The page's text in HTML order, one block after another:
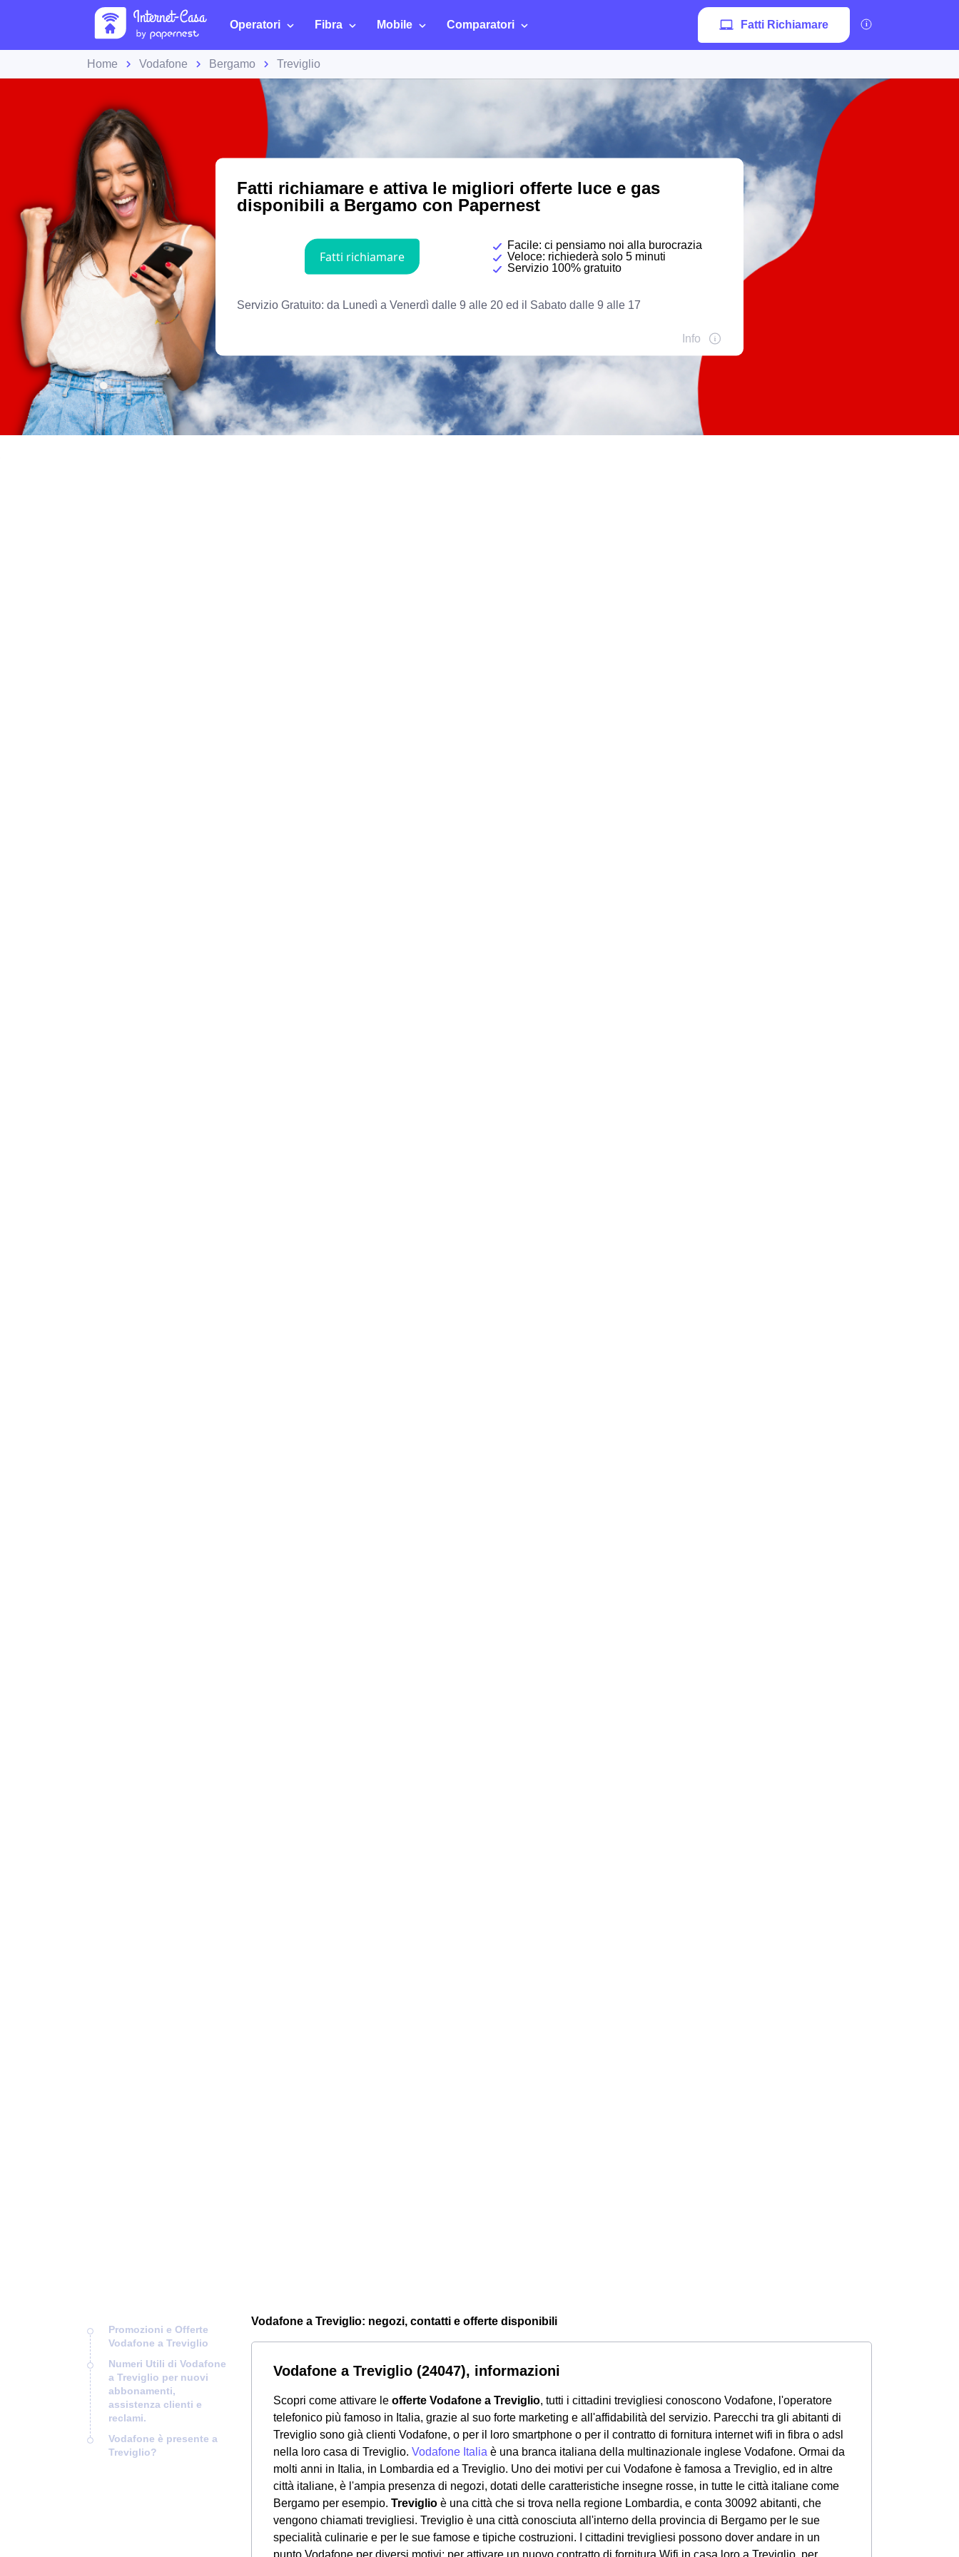
Operatori Fibra Mobile Comparatori Fatti Richiamare
Home Vodafone Bergamo Treviglio
Promozioni e Offerte
Vodafone a Treviglio
Numeri Utili di Vodafone
a Treviglio per nuovi
abbonamenti,
assistenza clienti e
reclami.
Vodafone è presente a
Treviglio?
Vodafone a Treviglio: negozi, contatti e offerte disponibili
Vodafone a Treviglio (24047), informazioni
Scopri come attivare le offerte Vodafone a Treviglio, tutti i cittadini trevigliesi conoscono Vodafone, l'operatore
telefonico più famoso in Italia, grazie al suo forte marketing e all'affidabilità del servizio. Parecchi tra gli abitanti di
Treviglio sono già clienti Vodafone, o per il loro smartphone o per il contratto di fornitura internet wifi in fibra o adsl
nella loro casa di Treviglio. Vodafone Italia è una branca italiana della multinazionale inglese Vodafone. Ormai da
molti anni in Italia, in Lombardia ed a Treviglio. Uno dei motivi per cui Vodafone è famosa a Treviglio, ed in altre
città italiane, è l'ampia presenza di negozi, dotati delle caratteristiche insegne rosse, in tutte le città italiane come
Bergamo per esempio. Treviglio è una città che si trova nella regione Lombardia, e conta 30092 abitanti, che
vengono chiamati trevigliesi. Treviglio è una città conosciuta all'interno della provincia di Bergamo per le sue
specialità culinarie e per le sue famose e tipiche costruzioni. I cittadini trevigliesi possono dover andare in un
punto Vodafone per diversi motivi: per attivare un nuovo contratto di fornitura Wifi in casa loro a Treviglio, per